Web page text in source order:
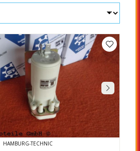
HAMBURG-TECHNIC